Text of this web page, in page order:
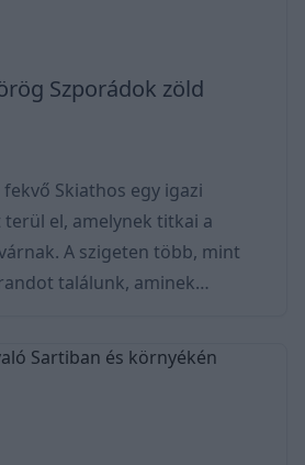
Szporádok zöld
Skiathos egy igazi
el, amelynek titkai a
A szigeten több, mint
találunk, aminek
kívül, ha kíváncsiak vagyunk,
a Mamma Mia című film